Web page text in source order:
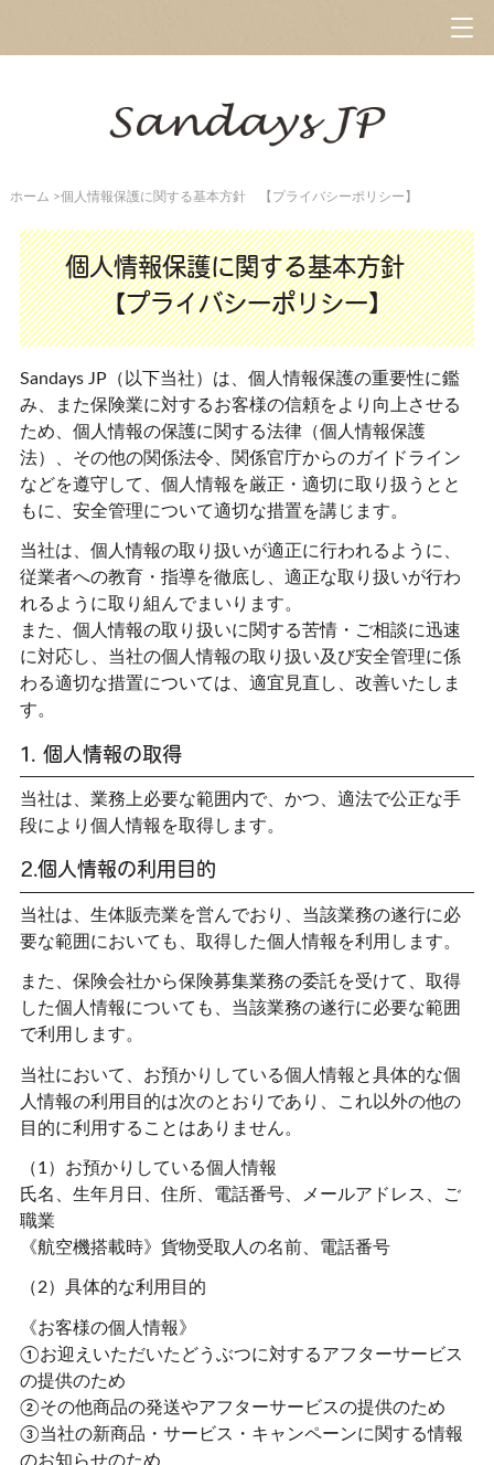
ホーム >個人情報保護に関する基本方針 【プライバシーポリシー】
個人情報保護に関する基本方針
【プライバシーポリシー】
Sandays JP（以下当社）は、個人情報保護の重要性に鑑
み、また保険業に対するお客様の信頼をより向上させる
ため、個人情報の保護に関する法律（個人情報保護
法）、その他の関係法令、関係官庁からのガイドライン
などを遵守して、個人情報を厳正・適切に取り扱うとと
もに、安全管理について適切な措置を講じます。
当社は、個人情報の取り扱いが適正に行われるように、
従業者への教育・指導を徹底し、適正な取り扱いが行わ
れるように取り組んでまいります。
また、個人情報の取り扱いに関する苦情・ご相談に迅速
に対応し、当社の個人情報の取り扱い及び安全管理に係
わる適切な措置については、適宜見直し、改善いたしま
す。
1. 個人情報の取得
当社は、業務上必要な範囲内で、かつ、適法で公正な手
段により個人情報を取得します。
2.個人情報の利用目的
当社は、生体販売業を営んでおり、当該業務の遂行に必
要な範囲においても、取得した個人情報を利用します。
また、保険会社から保険募集業務の委託を受けて、取得
した個人情報についても、当該業務の遂行に必要な範囲
で利用します。
当社において、お預かりしている個人情報と具体的な個
人情報の利用目的は次のとおりであり、これ以外の他の
目的に利用することはありません。
（1）お預かりしている個人情報
氏名、生年月日、住所、電話番号、メールアドレス、ご
職業
《航空機搭載時》貨物受取人の名前、電話番号
（2）具体的な利用目的
《お客様の個人情報》
①お迎えいただいたどうぶつに対するアフターサービス
の提供のため
②その他商品の発送やアフターサービスの提供のため
③当社の新商品・サービス・キャンペーンに関する情報
のお知らせのため